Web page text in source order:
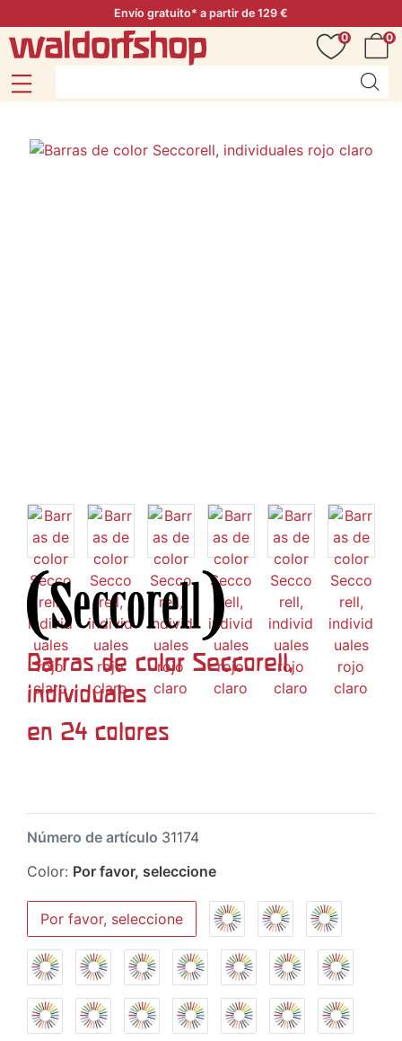
Envío gratuito* a partir de 129 €
0
0
Barras de color Seccorell,
individuales
en 24 colores
Número de artículo 31174
Color: Por favor, seleccione
Por favor, seleccione